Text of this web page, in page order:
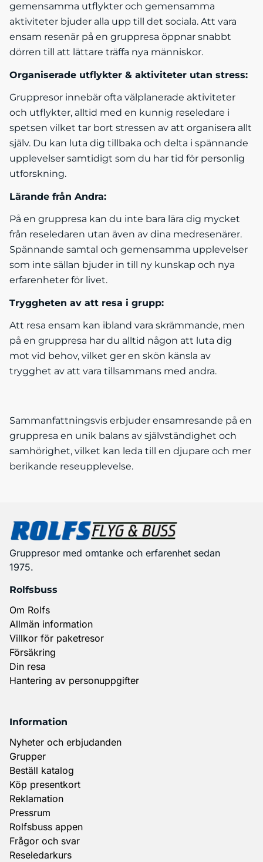
gemensamma utflykter och gemensamma
aktiviteter bjuder alla upp till det sociala. Att vara
ensam resenär på en gruppresa öppnar snabbt
dörren till att lättare träffa nya människor.
Organiserade utflykter & aktiviteter utan stress:
Gruppresor innebär ofta välplanerade aktiviteter
och utflykter, alltid med en kunnig reseledare i
spetsen vilket tar bort stressen av att organisera allt
själv. Du kan luta dig tillbaka och delta i spännande
upplevelser samtidigt som du har tid för personlig
utforskning.
Lärande från Andra:
På en gruppresa kan du inte bara lära dig mycket
från reseledaren utan även av dina medresenärer.
Spännande samtal och gemensamma upplevelser
som inte sällan bjuder in till ny kunskap och nya
erfarenheter för livet.
Tryggheten av att resa i grupp:
Att resa ensam kan ibland vara skrämmande, men
på en gruppresa har du alltid någon att luta dig
mot vid behov, vilket ger en skön känsla av
trygghet av att vara tillsammans med andra.
Sammanfattningsvis erbjuder ensamresande på en
gruppresa en unik balans av självständighet och
samhörighet, vilket kan leda till en djupare och mer
berikande reseupplevelse.
Gruppresor med omtanke och erfarenhet sedan
1975.
Rolfsbuss
Om Rolfs
Allmän information
Villkor för paketresor
Försäkring
Din resa
Hantering av personuppgifter
Information
Nyheter och erbjudanden
Grupper
Beställ katalog
Köp presentkort
Reklamation
Pressrum
Rolfsbuss appen
Frågor och svar
Reseledarkurs